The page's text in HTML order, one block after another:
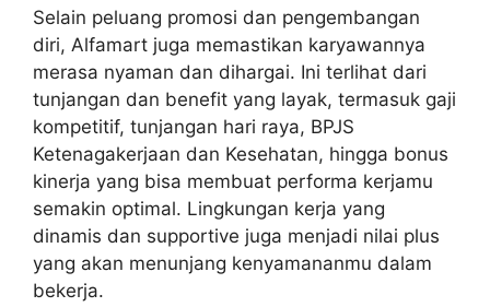
Selain peluang promosi dan pengembangan
diri, Alfamart juga memastikan karyawannya
merasa nyaman dan dihargai. Ini terlihat dari
tunjangan dan benefit yang layak, termasuk gaji
kompetitif, tunjangan hari raya, BPJS
Ketenagakerjaan dan Kesehatan, hingga bonus
kinerja yang bisa membuat performa kerjamu
semakin optimal. Lingkungan kerja yang
dinamis dan supportive juga menjadi nilai plus
yang akan menunjang kenyamananmu dalam
bekerja.